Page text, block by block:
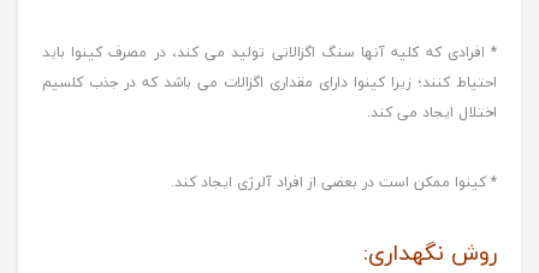
* افرادی که کلیه آنها سنگ اگزالاتی تولید می کند، در مصرف کینوا باید
احتیاط کنند؛ زیرا کینوا دارای مقداری اگزالات می باشد که در جذب کلسیم
اختلال ایجاد می کند.
* کینوا ممکن است در بعضی از افراد آلرژی ایجاد کند.
روش نگهداری: